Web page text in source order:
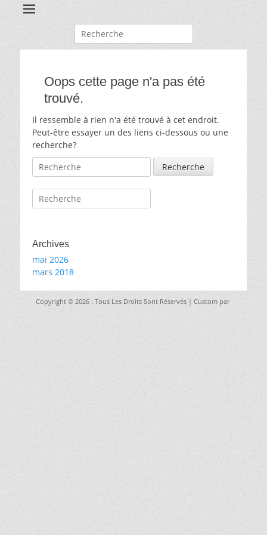
Recherche
pour:
Oops cette page n'a pas été
trouvé.
Il ressemble à rien n'a été trouvé à cet endroit.
Peut-être essayer un des liens ci-dessous ou une
recherche?
Recherche
pour:
Recherche
pour:
Archives
mai 2026
mars 2018
Copyright © 2026 . Tous Les Droits Sont Réservés | Custom par